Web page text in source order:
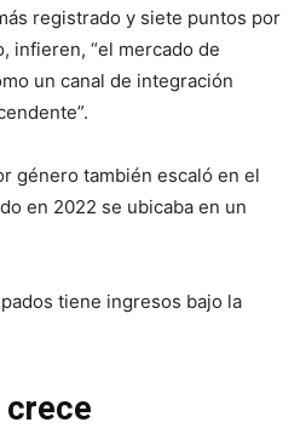
registrado y siete puntos por
infieren, “el mercado de
un canal de integración
género también escaló en el
en 2022 se ubicaba en un
crece